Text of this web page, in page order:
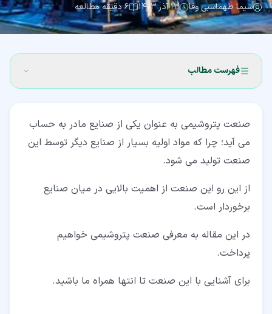
سیما طهماسبی وفا ۱۳ آذر ۱۴۰۳ ۶ دقیقه مطالعه
فهرست مطالب
۳‏- تاریخچه صنعت پتروشیمی
۴‏- مسائل زیست محیطی صنعت پتروشیمی
۵‏- کارخانه های پتروشیمی
صنعت پتروشیمی به عنوان یکی از صنایع مادر به حساب
می آید؛ چرا که مواد اولیه بسیار از صنایع دیگر توسط این
صنعت تولید می شود.
از این رو این صنعت از اهمیت بالایی در میان صنایع
برخوردار است.
در این مقاله به معرفی صنعت پتروشیمی خواهیم
پرداخت.
برای آشنایی با این صنعت تا انتها همراه ما باشید.